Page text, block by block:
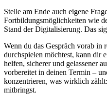
Stelle am Ende auch eigene
Fortbildungsmöglichkeiten wie
Stand der Digitalisierung. Das
Wenn du das Gespräch vorab in
durchspielen möchtest, kann dir
helfen, sicherer und gelassener
vorbereitet in deinen Termin –
konzentrieren, was wirklich
mitbringst.